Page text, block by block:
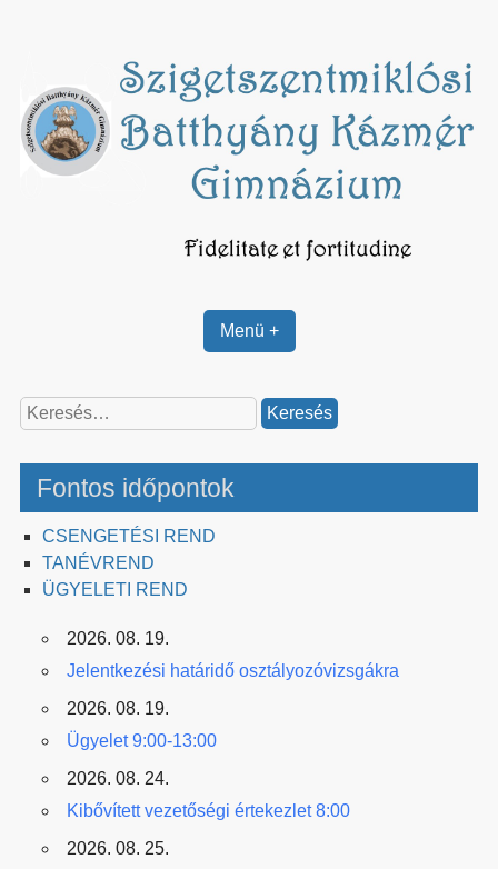
Menü +
Keresés:
Fontos időpontok
CSENGETÉSI REND
TANÉVREND
ÜGYELETI REND
2026. 08. 19.
Jelentkezési határidő osztályozóvizsgákra
2026. 08. 19.
Ügyelet 9:00-13:00
2026. 08. 24.
Kibővített vezetőségi értekezlet 8:00
2026. 08. 25.